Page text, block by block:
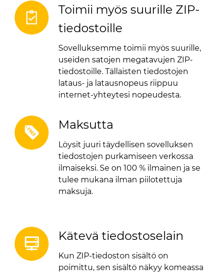
Toimii myös suurille ZIP-
tiedostoille
Sovelluksemme toimii myös suurille,
useiden satojen megatavujen ZIP-
tiedostoille. Tällaisten tiedostojen
lataus- ja latausnopeus riippuu
internet-yhteytesi nopeudesta.
Maksutta
Löysit juuri täydellisen sovelluksen
tiedostojen purkamiseen verkossa
ilmaiseksi. Se on 100 % ilmainen ja se
tulee mukana ilman piilotettuja
maksuja.
Kätevä tiedostoselain
Kun ZIP-tiedoston sisältö on
poimittu, sen sisältö näkyy komeassa